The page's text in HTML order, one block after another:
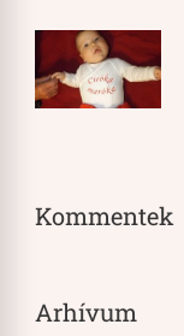
Kommentek
Arhívum